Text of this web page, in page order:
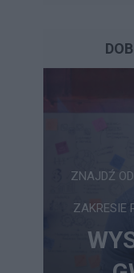
ZNAJDŹ
ZAKRESIE